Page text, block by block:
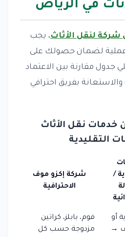
في الرياض
لنقل الأثاث، يجب
لضمان حصولك على
جدول مقارنة بين الاعتماد
بفريق احترافي
خدمات نقل الأثاث
التقليدية
/
شركة إكزو موف
الاحترافية
أو
→
فوم، بابلز، كراتين
مزدوجة حسب كل